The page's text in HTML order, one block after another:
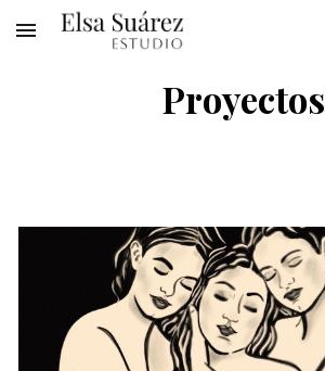
Skip to main content
Proyectos